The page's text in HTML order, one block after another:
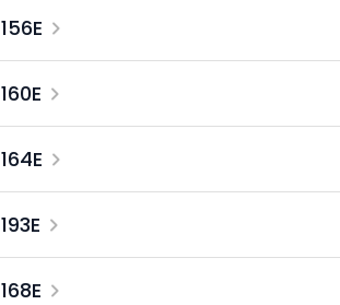
156E
160E
164E
193E
168E